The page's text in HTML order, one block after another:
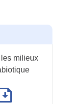
milieux